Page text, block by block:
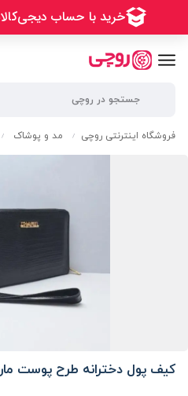
فروشگاه اینترنتی روچی / مد و پوشاک /
کیف پول دخترانه طرح پوست